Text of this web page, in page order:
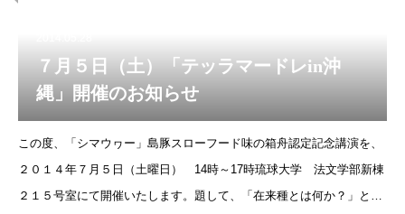
７月５日（土）「テッラマードレin沖
縄」開催のお知らせ
この度、「シマウヮー」島豚スローフード味の箱舟認定記念講演を、
２０１４年７月５日（土曜日） 14時～17時琉球大学 法文学部新棟
２１５号室にて開催いたします。題して、「在来種とは何か？」とい